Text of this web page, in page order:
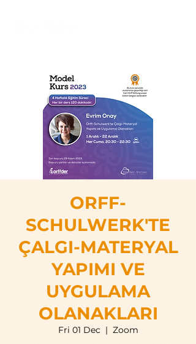
ORFF-
SCHULWERK'TE
ÇALGI-MATERYAL
YAPIMI VE
UYGULAMA
OLANAKLARI
Fri 01 Dec
  |
Zoom